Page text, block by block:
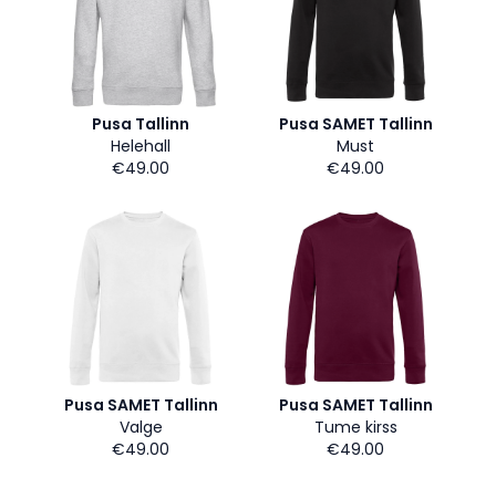
Pusa Tallinn
Helehall
€49.00
Pusa SAMET Tallinn
Must
€49.00
Pusa SAMET Tallinn
Valge
€49.00
Pusa SAMET Tallinn
Tume kirss
€49.00